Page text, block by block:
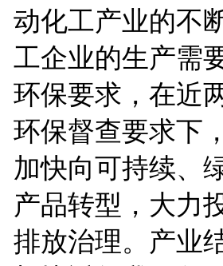
动化工产业的不
工企业的生产需
环保要求，在近
环保督查要求下
加快向可持续、
产品转型，大力
排放治理。产业